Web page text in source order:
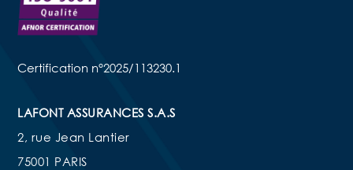
Certification n°2025/113230.1
LAFONT ASSURANCES S.A.S
2, rue Jean Lantier
75001 PARIS